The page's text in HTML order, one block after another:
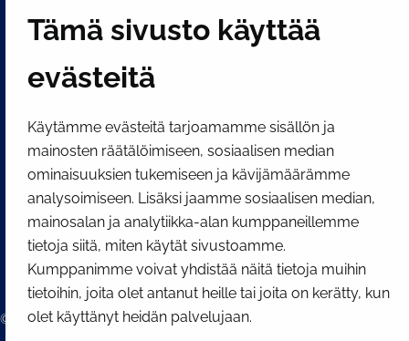
Tämä sivusto käyttää
evästeitä
Käytämme evästeitä tarjoamamme sisällön ja
mainosten räätälöimiseen, sosiaalisen median
ominaisuuksien tukemiseen ja kävijämäärämme
analysoimiseen. Lisäksi jaamme sosiaalisen median,
mainosalan ja analytiikka-alan kumppaneillemme
tietoja siitä, miten käytät sivustoamme.
Kumppanimme voivat yhdistää näitä tietoja muihin
tietoihin, joita olet antanut heille tai joita on kerätty, kun
olet käyttänyt heidän palvelujaan.
Facebook Instagram YouTube
© 2026 Tornion kaupunki